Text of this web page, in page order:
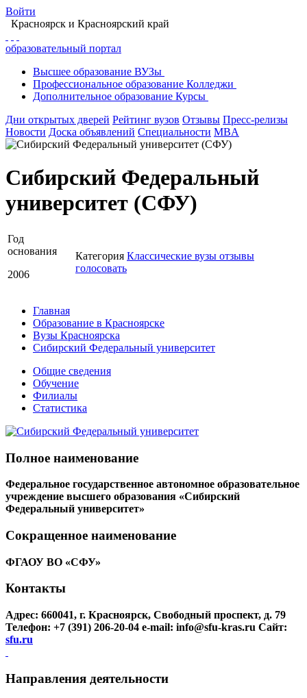
Войти
Красноярск и Красноярский край
образовательный портал
Высшее образование ВУЗы
Профессиональное образование Колледжи
Дополнительное образование Курсы
Дни открытых дверей Рейтинг вузов Отзывы Пресс-релизы
Новости Доска объявлений Специальности MBA
Сибирский Федеральный
университет (СФУ)
Год
основания
2006
Категория Классические вузы отзывы
голосовать
Главная
Образование в Красноярске
Вузы Красноярска
Сибирский Федеральный университет
Общие сведения
Обучение
Филиалы
Статистика
Полное наименование
Федеральное государственное автономное образовательное
учреждение высшего образования «Сибирский
Федеральный университет»
Сокращенное наименование
ФГАОУ ВО «СФУ»
Контакты
Адрес: 660041, г. Красноярск, Свободный проспект, д. 79
Телефон: +7 (391) 206-20-04 e-mail: info@sfu-kras.ru Сайт:
sfu.ru
Направления деятельности